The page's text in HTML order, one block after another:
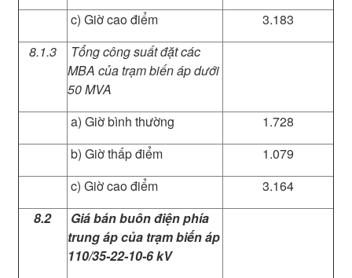
c) Giờ cao điểm
3.183
8.1.3
Tổng công suất đặt các
MBA của trạm biến áp dưới
50 MVA
a) Giờ bình thường
1.728
b) Giờ thấp điểm
1.079
c) Giờ cao điểm
3.164
8.2
Giá bán buôn điện phía
trung áp của trạm biến áp
110/35-22-10-6 kV